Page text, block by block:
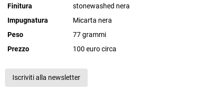
Finitura
stonewashed nera
Impugnatura
Micarta nera
Peso
77 grammi
Prezzo
100 euro circa
Iscriviti alla newsletter